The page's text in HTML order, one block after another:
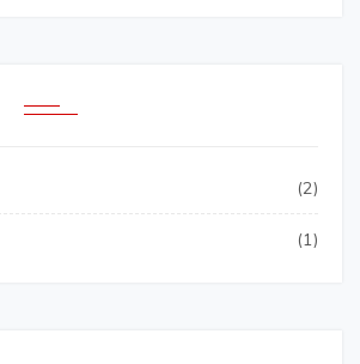
(2)
(1)